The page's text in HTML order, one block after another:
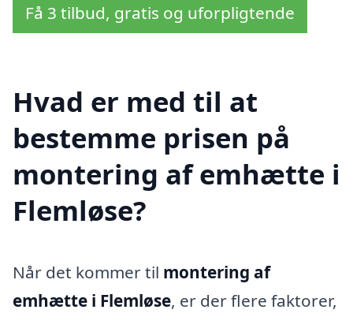
Få 3 tilbud, gratis og uforpligtende
Hvad er med til at
bestemme prisen på
montering af emhætte i
Flemløse?
Når det kommer til montering af
emhætte i Flemløse, er der flere faktorer,